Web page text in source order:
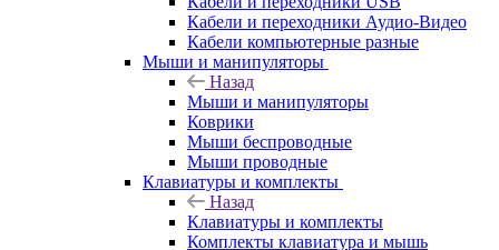
Кабели и переходники Аудио-Видео
Кабели компьютерные разные
Мыши и манипуляторы
Назад
Мыши и манипуляторы
Коврики
Мыши беспроводные
Мыши проводные
Клавиатуры и комплекты
Назад
Клавиатуры и комплекты
Комплекты клавиатура и мышь